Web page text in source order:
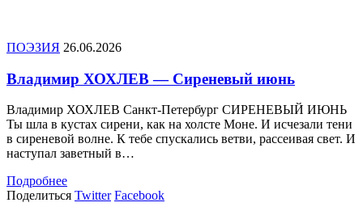
ПОЭЗИЯ 26.06.2026
Владимир ХОХЛЕВ — Сиреневый июнь
Владимир ХОХЛЕВ Санкт-Петербург СИРЕНЕВЫЙ ИЮНЬ
Ты шла в кустах сирени, как на холсте Моне. И исчезали тени
в сиреневой волне. К тебе спускались ветви, рассеивая свет. И
наступал заветный в…
Подробнее
Поделиться Twitter Facebook